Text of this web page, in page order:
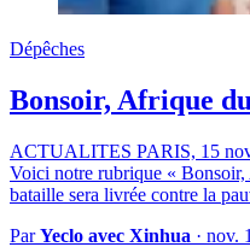
Dépêches
Bonsoir, Afrique
ACTUALITES PARIS, 15
Voici notre rubrique «
bataille sera livrée contre la
ParYeclo avec Xinhua · nov.